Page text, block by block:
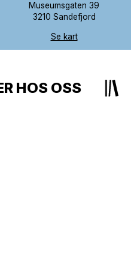
Museumsgaten 39
3210 Sandefjord
Se kart
HOS OSS